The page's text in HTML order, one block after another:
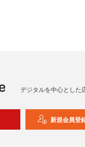
デジタルを中心とした
新規会員登